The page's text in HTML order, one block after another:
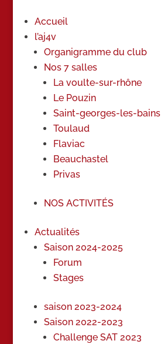
Accueil
l’aj4v
Organigramme du club
Nos 7 salles
La voulte-sur-rhône
Le Pouzin
Saint-georges-les-bains
Toulaud
Flaviac
Beauchastel
Privas
NOS ACTIVITÉS
Actualités
Saison 2024-2025
Forum
Stages
saison 2023-2024
Saison 2022-2023
Challenge SAT 2023